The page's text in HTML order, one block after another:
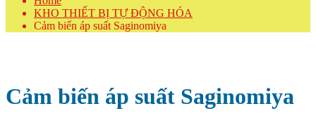
KHO THIẾT BỊ TỰ ĐỘNG HÓA
Cảm biến áp suất Saginomiya
Cảm biến áp suất Saginomiya